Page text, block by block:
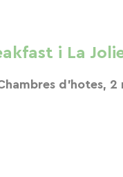
i La
d'hotes, 2